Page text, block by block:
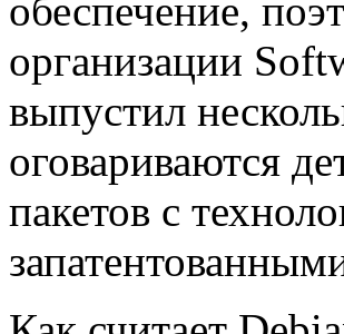
обеспечение,
организации
выпустил
оговариваются
пакетов с